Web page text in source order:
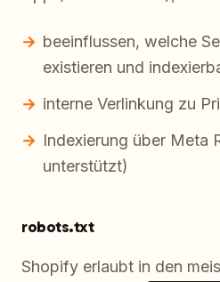
beeinflussen, welche
existieren und
interne Verlinkung zu
Indexierung über Meta
unterstützt)
robots.txt
Shopify erlaubt in den